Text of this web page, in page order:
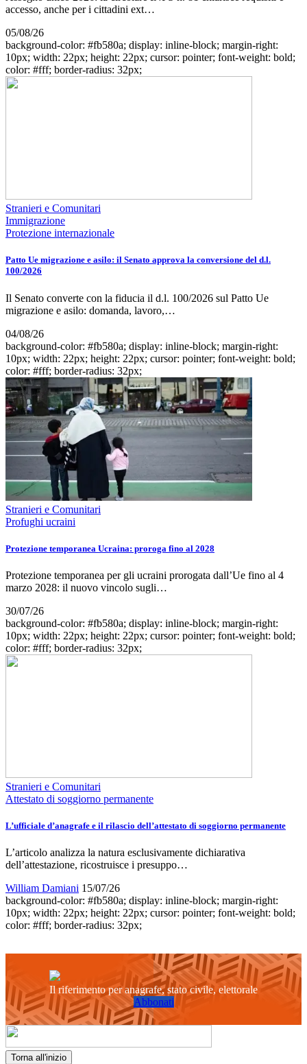
accesso, anche per i cittadini ext…
05/08/26
background-color: #fb580a; display: inline-block; margin-right:
10px; width: 22px; height: 22px; cursor: pointer; font-weight: bold;
color: #fff; border-radius: 32px;
Stranieri e Comunitari
Immigrazione
Protezione internazionale
Patto Ue migrazione e asilo: il Senato approva la conversione del d.l.
100/2026
Il Senato converte con la fiducia il d.l. 100/2026 sul Patto Ue
migrazione e asilo: domanda, lavoro,…
04/08/26
background-color: #fb580a; display: inline-block; margin-right:
10px; width: 22px; height: 22px; cursor: pointer; font-weight: bold;
color: #fff; border-radius: 32px;
Stranieri e Comunitari
Profughi ucraini
Protezione temporanea Ucraina: proroga fino al 2028
Protezione temporanea per gli ucraini prorogata dall’Ue fino al 4
marzo 2028: il nuovo vincolo sugli…
30/07/26
background-color: #fb580a; display: inline-block; margin-right:
10px; width: 22px; height: 22px; cursor: pointer; font-weight: bold;
color: #fff; border-radius: 32px;
Stranieri e Comunitari
Attestato di soggiorno permanente
L’ufficiale d’anagrafe e il rilascio dell’attestato di soggiorno permanente
L’articolo analizza la natura esclusivamente dichiarativa
dell’attestazione, ricostruisce i presuppo…
William Damiani 15/07/26
background-color: #fb580a; display: inline-block; margin-right:
10px; width: 22px; height: 22px; cursor: pointer; font-weight: bold;
color: #fff; border-radius: 32px;
Il riferimento per anagrafe, stato civile, elettorale
Abbonati
Torna all'inizio